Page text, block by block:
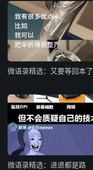
微语录精选：又要等回本了
微语录精选：进退都是路